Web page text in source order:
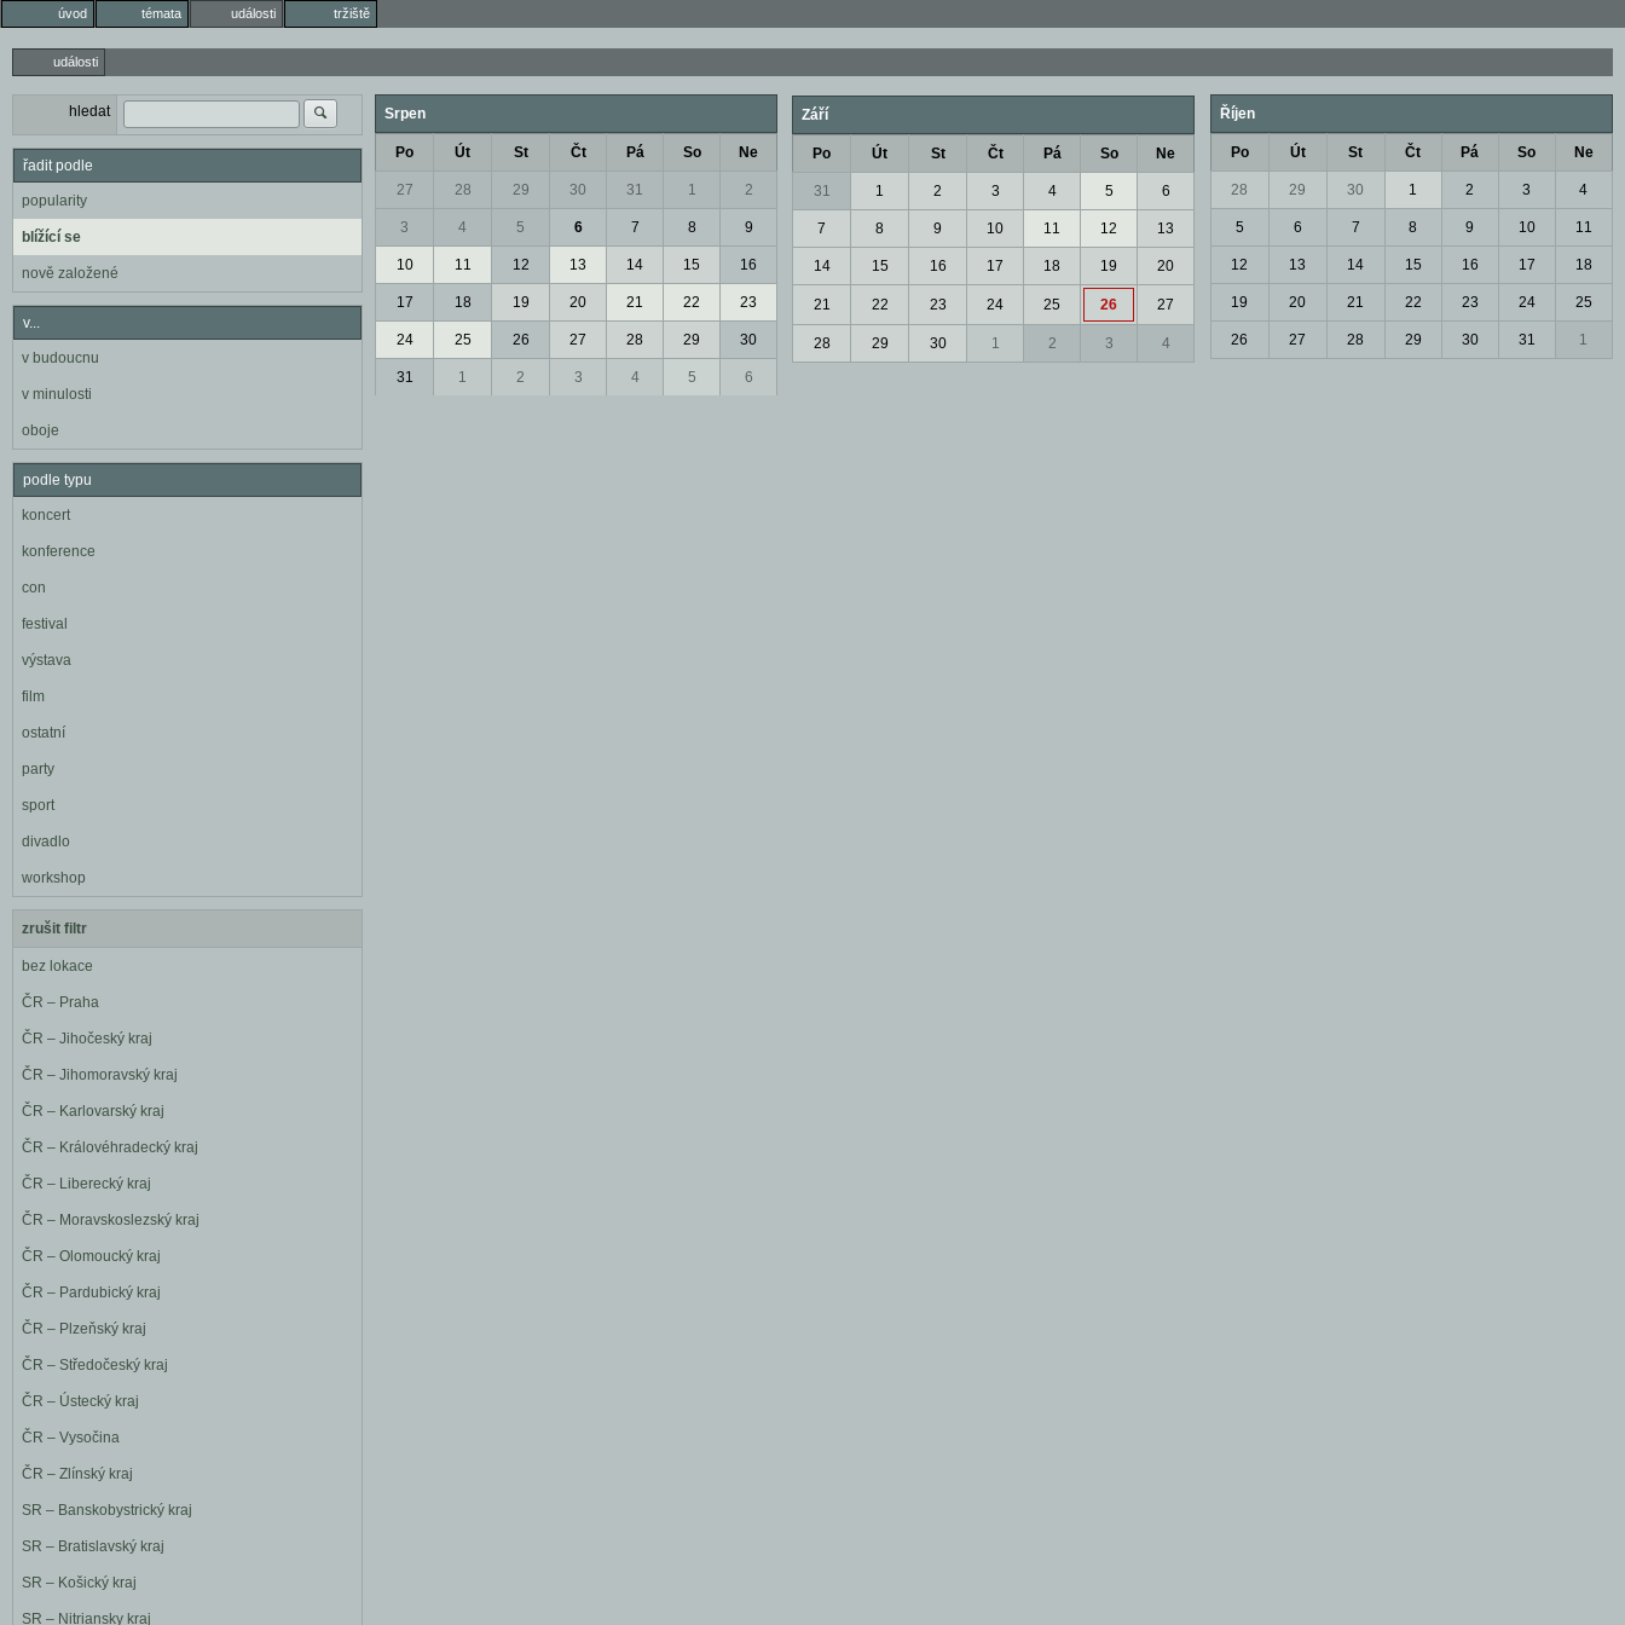
úvod témata události tržiště
události
hledat
řadit podle
popularity
blížící se
nově založené
v...
v budoucnu
v minulosti
oboje
podle typu
koncert
konference
con
festival
výstava
film
ostatní
party
sport
divadlo
workshop
zrušit filtr
bez lokace
ČR – Praha
ČR – Jihočeský kraj
ČR – Jihomoravský kraj
ČR – Karlovarský kraj
ČR – Královéhradecký kraj
ČR – Liberecký kraj
ČR – Moravskoslezský kraj
ČR – Olomoucký kraj
ČR – Pardubický kraj
ČR – Plzeňský kraj
ČR – Středočeský kraj
ČR – Ústecký kraj
ČR – Vysočina
ČR – Zlínský kraj
SR – Banskobystrický kraj
SR – Bratislavský kraj
SR – Košický kraj
SR – Nitriansky kraj
Srpen
Po Út St Čt Pá So Ne
27 28 29 30 31 1 2
3 4 5 6 7 8 9
10 11 12 13 14 15 16
17 18 19 20 21 22 23
24 25 26 27 28 29 30
31 1 2 3 4 5 6
Září
Po Út St Čt Pá So Ne
31 1 2 3 4 5 6
7 8 9 10 11 12 13
14 15 16 17 18 19 20
21 22 23 24 25 26 27
28 29 30 1 2 3 4
Říjen
Po Út St Čt Pá So Ne
28 29 30 1 2 3 4
5 6 7 8 9 10 11
12 13 14 15 16 17 18
19 20 21 22 23 24 25
26 27 28 29 30 31 1